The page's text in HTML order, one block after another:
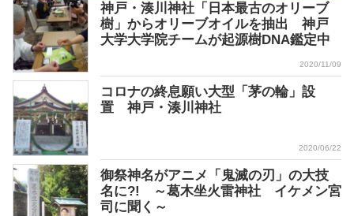
神戸・湊川神社「日本最古のオリーブ
樹」からオリーブオイルを抽出 神戸
大学大学院チームが起源樹DNA鑑定中
2020/11/09
コロナの終息願い大型「茅の輪」設
置 神戸・湊川神社
2020/06/22
御祭神名がアニメ「鬼滅の刃」の大技
名に?! ～葛木坐火雷神社 イケメン宮
司に聞く～